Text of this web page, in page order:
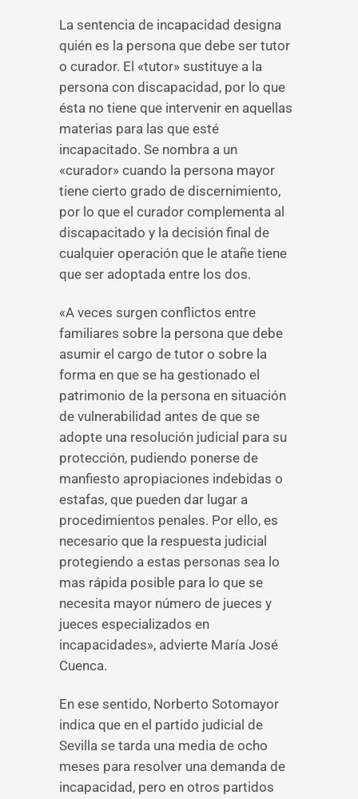
La sentencia de incapacidad designa
quién es la persona que debe ser tutor
o curador. El «tutor» sustituye a la
persona con discapacidad, por lo que
ésta no tiene que intervenir en aquellas
materias para las que esté
incapacitado. Se nombra a un
«curador» cuando la persona mayor
tiene cierto grado de discernimiento,
por lo que el curador complementa al
discapacitado y la decisión final de
cualquier operación que le atañe tiene
que ser adoptada entre los dos.
«A veces surgen conflictos entre
familiares sobre la persona que debe
asumir el cargo de tutor o sobre la
forma en que se ha gestionado el
patrimonio de la persona en situación
de vulnerabilidad antes de que se
adopte una resolución judicial para su
protección, pudiendo ponerse de
manfiesto apropiaciones indebidas o
estafas, que pueden dar lugar a
procedimientos penales. Por ello, es
necesario que la respuesta judicial
protegiendo a estas personas sea lo
mas rápida posible para lo que se
necesita mayor número de jueces y
jueces especializados en
incapacidades», advierte María José
Cuenca.
En ese sentido, Norberto Sotomayor
indica que en el partido judicial de
Sevilla se tarda una media de ocho
meses para resolver una demanda de
incapacidad, pero en otros partidos